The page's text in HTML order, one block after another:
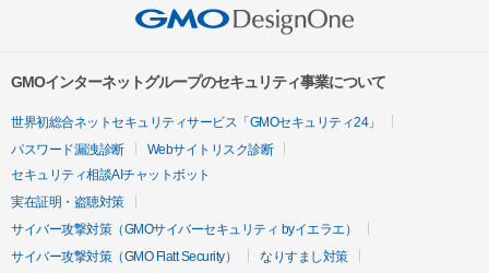
GMOインターネットグループのセキュリティ事業について
世界初総合ネットセキュリティサービス「GMOセキュリティ24」
パスワード漏洩診断
Webサイトリスク診断
セキュリティ相談AIチャットボット
実在証明・盗聴対策
サイバー攻撃対策（GMOサイバーセキュリティ byイエラエ）
サイバー攻撃対策（GMO Flatt Security）
なりすまし対策